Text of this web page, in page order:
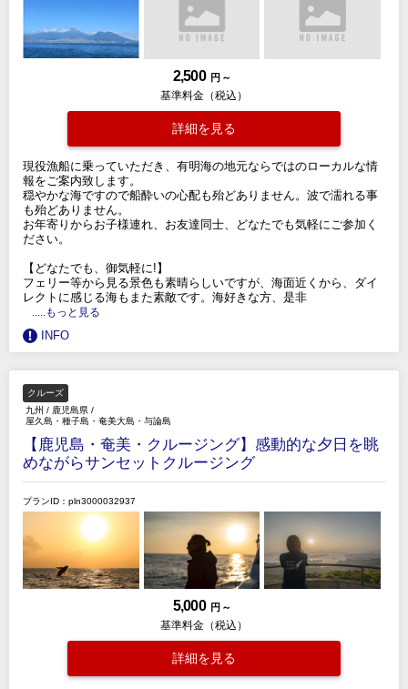
2,500 円 ～
基準料金（税込）
詳細を見る
現役漁船に乗っていただき、有明海の地元ならではのローカルな情
報をご案内致します。
穏やかな海ですので船酔いの心配も殆どありません。波で濡れる事
も殆どありません。
お年寄りからお子様連れ、お友達同士、どなたでも気軽にご参加く
ださい。
【どなたでも、御気軽に!】
フェリー等から見る景色も素晴らしいですが、海面近くから、ダイ
レクトに感じる海もまた素敵です。海好きな方、是非
.....もっと見る
INFO
クルーズ
九州 / 鹿児島県 /
屋久島・種子島・奄美大島・与論島
【鹿児島・奄美・クルージング】感動的な夕日を眺
めながらサンセットクルージング
プランID：pln3000032937
5,000 円 ～
基準料金（税込）
詳細を見る